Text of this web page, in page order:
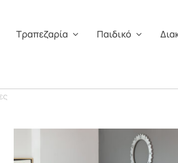
JOIN – Μελίρα high
Τραπεζαρία Παιδικό